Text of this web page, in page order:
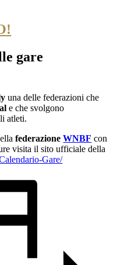
gare
una delle federazioni che
e che svolgono
atleti.
federazioneWNBF con
visita il sito ufficiale della
Gare/